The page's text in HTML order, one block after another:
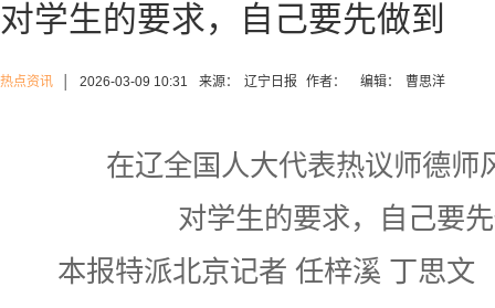
对学生的要求，自己要先做到
热点资讯 2026-03-09 10:31 来源： 辽宁日报 作者： 编辑： 曹思洋
在辽全国人大代表热议师德
对学生的要求，自己要
本报特派北京记者 任梓溪 丁思文